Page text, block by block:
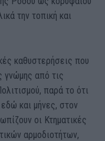
την τοπική και
καθυστερήσεις που
γνώμης από τις
παρά το ότι
και μήνες, στον
οι Κτηματικές
αρμοδιοτήτων,